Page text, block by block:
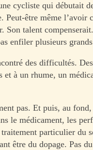
cycliste qui débutait
Peut-être même l’avoir
Son talent
enfiler plusieurs
des difficultés.
et à un rhume, un
pas. Et puis, au
le médicament, les
particulier du
être du dopage. Pas